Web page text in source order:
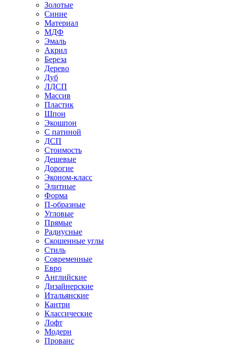
Золотые
Синие
Материал
МДФ
Эмаль
Акрил
Береза
Дерево
Дуб
ЛДСП
Массив
Пластик
Шпон
Экошпон
С патиной
ДСП
Стоимость
Дешевые
Дорогие
Эконом-класс
Элитные
Форма
П-образные
Угловые
Прямые
Радиусные
Скошенные углы
Стиль
Современные
Евро
Английские
Дизайнерские
Итальянские
Кантри
Классические
Лофт
Модерн
Прованс